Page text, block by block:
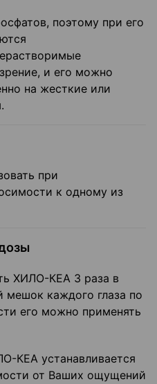
поэтому при его
и его можно
на жесткие или
при
к одному из
ХИЛО-КЕА 3 раза в
мешок каждого глаза по
его можно применять
КЕА устанавливается
от Ваших ощущений